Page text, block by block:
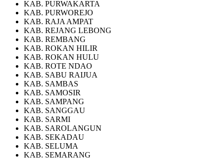
KAB. PURWAKARTA
KAB. PURWOREJO
KAB. RAJA AMPAT
KAB. REJANG LEBONG
KAB. REMBANG
KAB. ROKAN HILIR
KAB. ROKAN HULU
KAB. ROTE NDAO
KAB. SABU RAIJUA
KAB. SAMBAS
KAB. SAMOSIR
KAB. SAMPANG
KAB. SANGGAU
KAB. SARMI
KAB. SAROLANGUN
KAB. SEKADAU
KAB. SELUMA
KAB. SEMARANG